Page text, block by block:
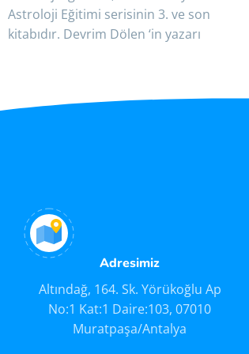
Astroloji Eğitimi serisinin 3. ve son
kitabıdır. Devrim Dölen ‘in yazarı
Adresimiz
Altındağ, 164. Sk. Yörükoğlu Ap
No:1 Kat:1 Daire:103, 07010
Muratpaşa/Antalya